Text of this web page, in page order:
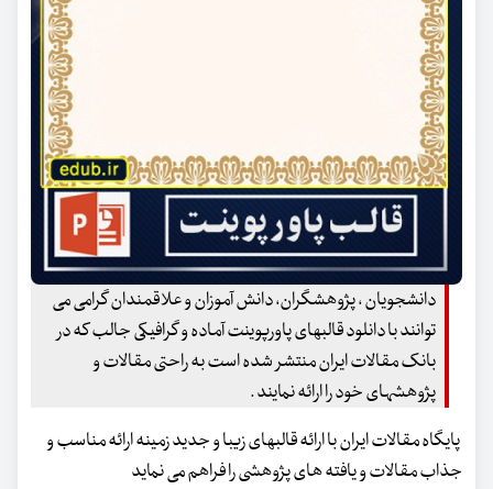
دانشجویان ، پژوهشگران، دانش آموزان و علاقمندان گرامی می
توانند با دانلود قالبهای پاورپوینت آماده و گرافیکی جالب که در
بانک مقالات ایران منتشر شده است به راحتی مقالات و
پژوهشهای خود را ارائه نمایند .
پایگاه مقالات ایران با ارائه قالبهای زیبا و جدید زمینه ارائه مناسب و
جذاب مقالات و یافته های پژوهشی را فراهم می نماید